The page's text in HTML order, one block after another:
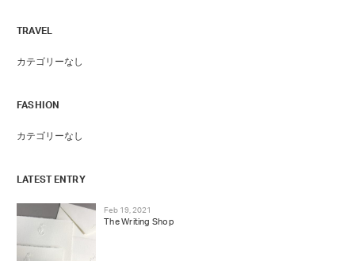
TRAVEL
カテゴリーなし
FASHION
カテゴリーなし
LATEST ENTRY
Feb 19, 2021
The Writing Shop